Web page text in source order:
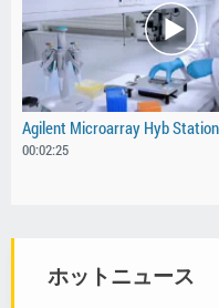
Agilent Microarray Hyb
00:02:25
ホットニュース